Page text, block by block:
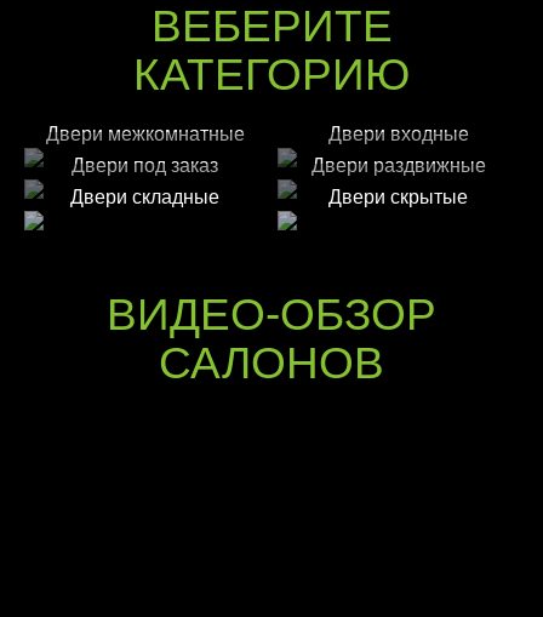
ВЕБЕРИТЕ
КАТЕГОРИЮ
Двери межкомнатные
Двери входные
Двери под заказ
Двери раздвижные
Двери складные
Двери скрытые
ВИДЕО-ОБЗОР
САЛОНОВ